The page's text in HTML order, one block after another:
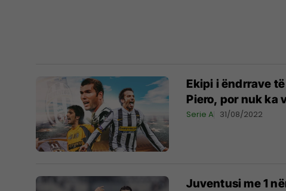
Ekipi i ëndrrave
Piero, por nuk ka
Serie A 31/08/2022
Juventusi me 1